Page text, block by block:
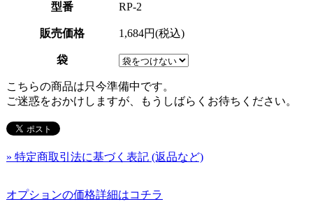
型番 RP-2
販売価格 1,684円(税込)
袋
こちらの商品は只今準備中です。
ご迷惑をおかけしますが、もうしばらくお待ちください。
» 特定商取引法に基づく表記 (返品など)
オプションの価格詳細はコチラ